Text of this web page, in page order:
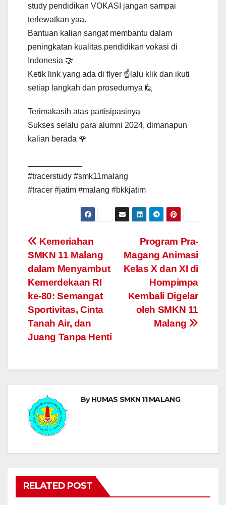
study pendidikan VOKASI jangan sampai
terlewatkan yaa.
Bantuan kalian sangat membantu dalam
peningkatan kualitas pendidikan vokasi di
Indonesia 🤝
Ketik link yang ada di flyer ☝lalu klik dan ikuti
setiap langkah dan prosedurnya 🙋
Terimakasih atas partisipasinya
Sukses selalu para alumni 2024, dimanapun
kalian berada 🌹
#tracerstudy #smk11malang
#tracer #jatim #malang #bkkjatim
Post
navigation
Program Pra-
Magang Animasi
Kelas X dan XI di
Hompimpa
Kembali Digelar
oleh SMKN 11
Malang
Kemeriahan
SMKN 11 Malang
dalam Menyambut
Kemerdekaan RI
ke-80: Semangat
Sportivitas, Cinta
Tanah Air, dan
Juang Tanpa Henti
ByHUMAS SMKN 11 MALANG
RELATED POST